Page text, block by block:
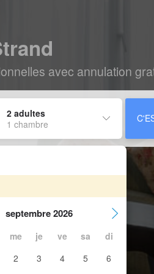
avec annulation
2 adultes
1 chambre
septembre 2026
me je ve sa
di
2 3 4 5
6